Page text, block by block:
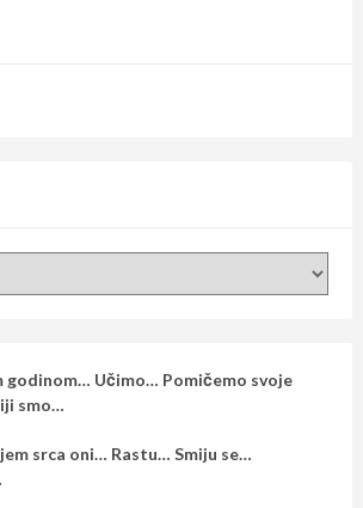
godinom… Učimo… Pomičemo svoje
smo…
srca oni… Rastu… Smiju se…